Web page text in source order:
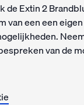
de Extin 2
van een een
van de